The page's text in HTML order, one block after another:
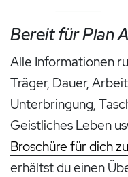
Bereit für Plan
Alle Informationen
Träger, Dauer,
Unterbringung,
Geistliches Leben
Broschüre für dich
erhältst du einen